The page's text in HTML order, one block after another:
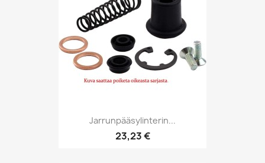
Jarrunpääsylinterin...
23,23 €